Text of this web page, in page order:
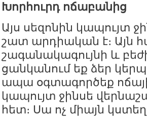
Խորհուրդ ոճաբանից
Այս սեզոնին կապույտ
շատ արդիական է։ Այն
շագանակագույնի և
ցանկանում եք ձեր
ապա օգտագործեք
կապույտ ջինսե
հետ։ Սա ոչ միայն